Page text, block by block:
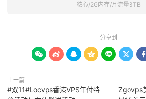
核心/2G内存/月流量3TB
分享到
      
上一篇
#双11#Locvps香港VPS年付特
Zgovps